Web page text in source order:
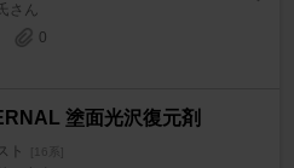
さん
0
塗面光沢復元剤
ト [16系]